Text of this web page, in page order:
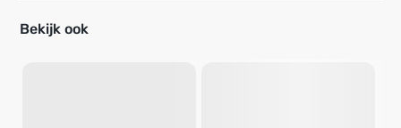
Bekijk ook